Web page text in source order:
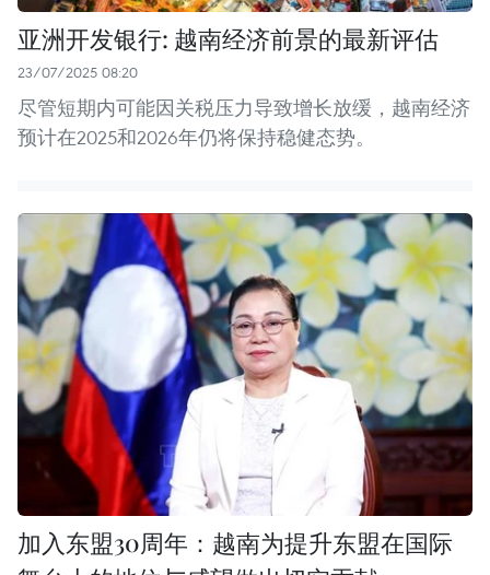
亚洲开发银行: 越南经济前景的最新评估
23/07/2025 08:20
尽管短期内可能因关税压力导致增长放缓，越南经济
预计在2025和2026年仍将保持稳健态势。
加入东盟30周年：越南为提升东盟在国际